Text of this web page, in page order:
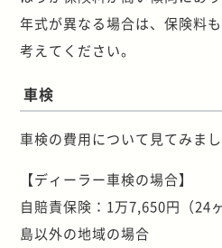
年式が異なる場合は、保険料
考えてください。
車検
車検の費用について見てみまし
【ディーラー車検の場合】
自賠責保険：1万7,650円（24
島以外の地域の場合